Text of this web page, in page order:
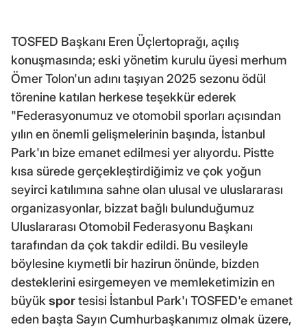
TOSFED Başkanı Eren Üçlertoprağı, açılış
konuşmasında; eski yönetim kurulu üyesi merhum
Ömer Tolon'un adını taşıyan 2025 sezonu ödül
törenine katılan herkese teşekkür ederek
"Federasyonumuz ve otomobil sporları açısından
yılın en önemli gelişmelerinin başında, İstanbul
Park'ın bize emanet edilmesi yer alıyordu. Pistte
kısa sürede gerçekleştirdiğimiz ve çok yoğun
seyirci katılımına sahne olan ulusal ve uluslararası
organizasyonlar, bizzat bağlı bulunduğumuz
Uluslararası Otomobil Federasyonu Başkanı
tarafından da çok takdir edildi. Bu vesileyle
böylesine kıymetli bir hazirun önünde, bizden
desteklerini esirgemeyen ve memleketimizin en
büyük sportesisi İstanbul Park'ı TOSFED'e emanet
eden başta Sayın Cumhurbaşkanımız olmak üzere,